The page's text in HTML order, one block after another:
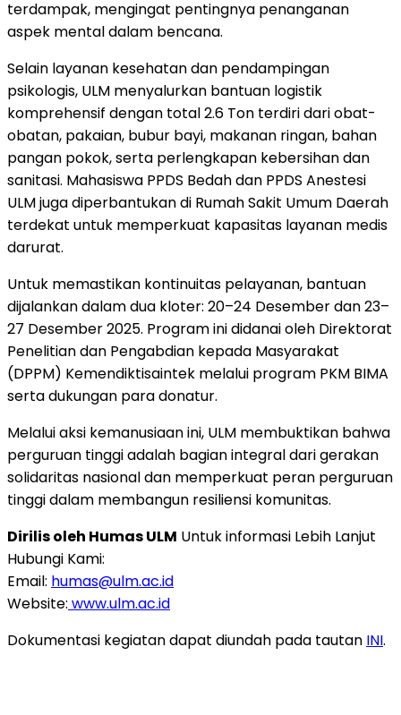
terdampak, mengingat pentingnya penanganan
aspek mental dalam bencana.
Selain layanan kesehatan dan pendampingan
psikologis, ULM menyalurkan bantuan logistik
komprehensif dengan total 2.6 Ton terdiri dari obat-
obatan, pakaian, bubur bayi, makanan ringan, bahan
pangan pokok, serta perlengkapan kebersihan dan
sanitasi. Mahasiswa PPDS Bedah dan PPDS Anestesi
ULM juga diperbantukan di Rumah Sakit Umum Daerah
terdekat untuk memperkuat kapasitas layanan medis
darurat.
Untuk memastikan kontinuitas pelayanan, bantuan
dijalankan dalam dua kloter: 20–24 Desember dan 23–
27 Desember 2025. Program ini didanai oleh Direktorat
Penelitian dan Pengabdian kepada Masyarakat
(DPPM) Kemendiktisaintek melalui program PKM BIMA
serta dukungan para donatur.
Melalui aksi kemanusiaan ini, ULM membuktikan bahwa
perguruan tinggi adalah bagian integral dari gerakan
solidaritas nasional dan memperkuat peran perguruan
tinggi dalam membangun resiliensi komunitas.
Dirilis oleh Humas ULM Untuk informasi Lebih Lanjut
Hubungi Kami:
Email: humas@ulm.ac.id
Website: www.ulm.ac.id
Dokumentasi kegiatan dapat diundah pada tautan INI.